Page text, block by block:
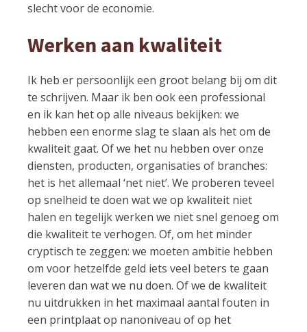
slecht voor de economie.
Werken aan kwaliteit
Ik heb er persoonlijk een groot belang bij om dit
te schrijven. Maar ik ben ook een professional
en ik kan het op alle niveaus bekijken: we
hebben een enorme slag te slaan als het om de
kwaliteit gaat. Of we het nu hebben over onze
diensten, producten, organisaties of branches:
het is het allemaal ‘net niet’. We proberen teveel
op snelheid te doen wat we op kwaliteit niet
halen en tegelijk werken we niet snel genoeg om
die kwaliteit te verhogen. Of, om het minder
cryptisch te zeggen: we moeten ambitie hebben
om voor hetzelfde geld iets veel beters te gaan
leveren dan wat we nu doen. Of we de kwaliteit
nu uitdrukken in het maximaal aantal fouten in
een printplaat op nanoniveau of op het